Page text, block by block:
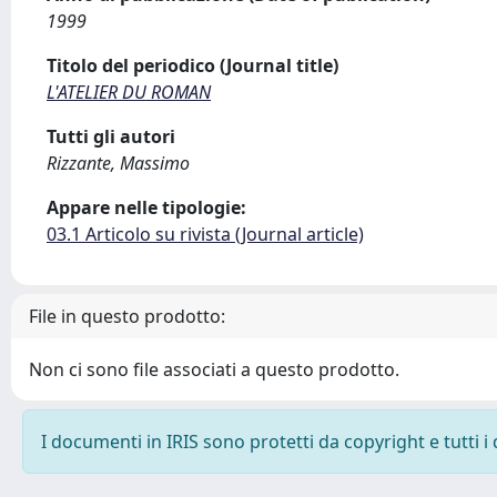
1999
Titolo del periodico (Journal title)
L'ATELIER DU ROMAN
Tutti gli autori
Rizzante, Massimo
Appare nelle tipologie:
03.1 Articolo su rivista (Journal article)
File in questo prodotto:
Non ci sono file associati a questo prodotto.
I documenti in IRIS sono protetti da copyright e tutti